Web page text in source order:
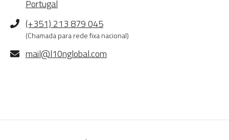
Portugal
Telefone
(+351) 213 879 045
(Chamada para rede fixa nacional)
E-
mail@l10nglobal.com